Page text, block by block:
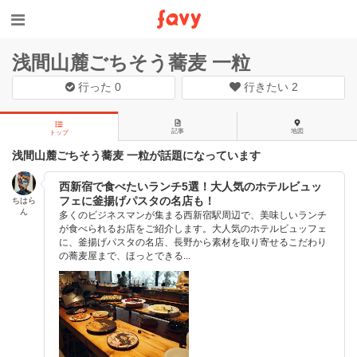
浅間山麓ごちそう蕎麦 一粒
行った0 行きたい 2
トップ 記事 地図
浅間山麓ごちそう蕎麦 一粒が話題になっています
ちはら
ん
西新宿で食べたいランチ5選！大人気のホテルビュッ
フェに釜揚げパスタの名店も！
多くのビジネスマンが集まる西新宿駅周辺で、美味しいランチ
が食べられるお店をご紹介します。大人気のホテルビュッフェ
に、釜揚げパスタの名店、長野から素材を取り寄せるこだわり
の蕎麦屋まで、ほっとできる...